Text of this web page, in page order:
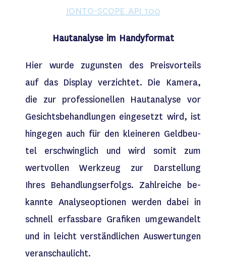
IONTO-SCOPE API 100
Hautanalyse im Handyformat
Hier wurde zugunsten des Preis­vor­teils
auf das Dis­play ver­zich­tet. Die Ka­me­ra,
die zur pro­fes­sio­nel­len Haut­analyse vor
Ge­sichts­be­handl­ungen ein­ge­setzt wird, ist
hin­ge­gen auch für den klei­ne­ren Geld­beu­
tel er­schwing­lich und wird somit zum
wert­vollen Wer­kzeug zur Dar­stel­lung
Ihres Be­hand­lungs­er­folgs. Zahl­reiche be­
kann­te Analy­se­op­tio­nen wer­den da­bei in
schnell er­fass­ba­re Gra­fi­ken um­ge­wan­delt
und in leicht ver­ständ­lichen Aus­wer­tungen
veranschaulicht.